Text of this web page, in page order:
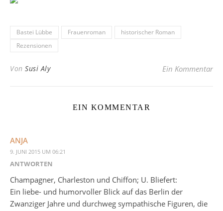
Bastei Lübbe Frauenroman
historischer Roman
Rezensionen
Von Susi Aly Ein Kommentar
EIN KOMMENTAR
ANJA
9. JUNI 2015 UM 06:21
ANTWORTEN
Champagner, Charleston und Chiffon; U. Bliefert:
Ein liebe- und humorvoller Blick auf das Berlin der
Zwanziger Jahre und durchweg sympathische Figuren, die